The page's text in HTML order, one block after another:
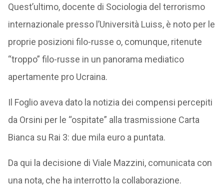
Quest’ultimo, docente di Sociologia del terrorismo
internazionale presso l’Università Luiss, è noto per le
proprie posizioni filo-russe o, comunque, ritenute
“troppo” filo-russe in un panorama mediatico
apertamente pro Ucraina.
Il Foglio aveva dato la notizia dei compensi percepiti
da Orsini per le “ospitate” alla trasmissione Carta
Bianca su Rai 3: due mila euro a puntata.
Da qui la decisione di Viale Mazzini, comunicata con
una nota, che ha interrotto la collaborazione.